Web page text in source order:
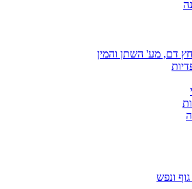
דם, מע' השתן והמין
ונפש